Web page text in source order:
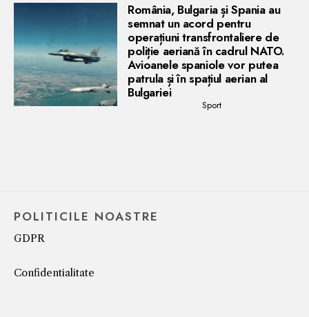
România, Bulgaria și Spania au
semnat un acord pentru
operațiuni transfrontaliere de
poliție aeriană în cadrul NATO.
Avioanele spaniole vor putea
patrula și în spațiul aerian al
Bulgariei
Sport
POLITICILE NOASTRE
GDPR
Confidentialitate